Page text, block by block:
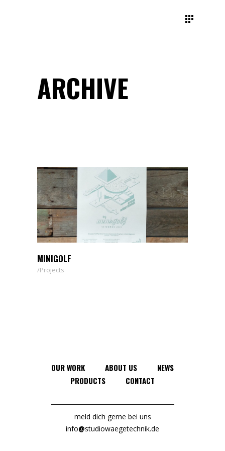
ARCHIVE
MINIGOLF
Projects
OUR WORK ABOUT US
NEWS
PRODUCTS
CONTACT
meld dich gerne bei uns
info@studiowaegetechnik.de